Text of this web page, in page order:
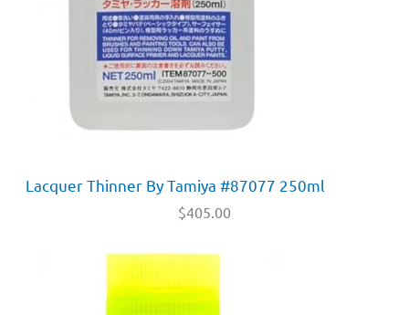
Lacquer Thinner By Tamiya #87077 250ml
$405.00